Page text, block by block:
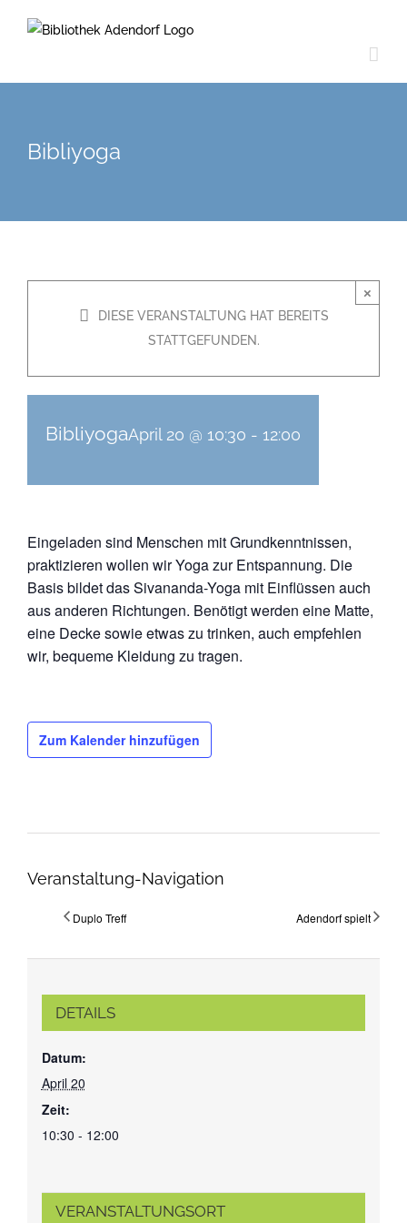
Inhalt
Bibliyoga
×
DIESE VERANSTALTUNG HAT BEREITS
STATTGEFUNDEN.
BibliyogaApril 20 @ 10:30 - 12:00
Eingeladen sind Menschen mit Grundkenntnissen,
praktizieren wollen wir Yoga zur Entspannung. Die
Basis bildet das Sivananda-Yoga mit Einflüssen auch
aus anderen Richtungen. Benötigt werden eine Matte,
eine Decke sowie etwas zu trinken, auch empfehlen
wir, bequeme Kleidung zu tragen.
Zum Kalender hinzufügen
Veranstaltung-Navigation
Duplo Treff Adendorf spielt
DETAILS
Datum:
April 20
Zeit:
10:30 - 12:00
VERANSTALTUNGSORT